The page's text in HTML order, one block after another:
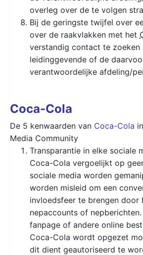
overleg over de te volgen
Bij de geringste twijfel over
over de raakvlakken met het
verstandig contact te zoeken
leidinggevende of de
verantwoordelijke afdeling/
Coca-Cola
De 5 kenwaarden van Coca-Cola
Media Community
Transparantie in elke sociale
Coca-Cola vergoelijkt op
sociale media worden
worden misleid om een
invloedsfeer te brengen door
nepaccounts of
fanpage of andere online
Coca-Cola wordt opgezet
dit dient geautoriseerd te